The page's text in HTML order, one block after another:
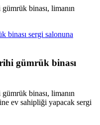
binası, limanın
binası sergi salonuna
gümrük binası
binası, limanın
ev sahipliği yapacak sergi